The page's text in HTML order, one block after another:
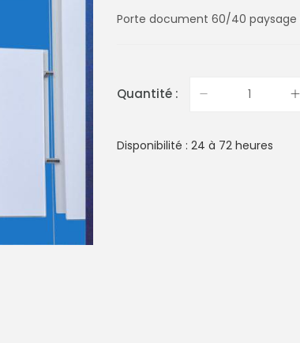
Porte document 60/40 paysage
Quantité :
Disponibilité : 24 à 72 heures